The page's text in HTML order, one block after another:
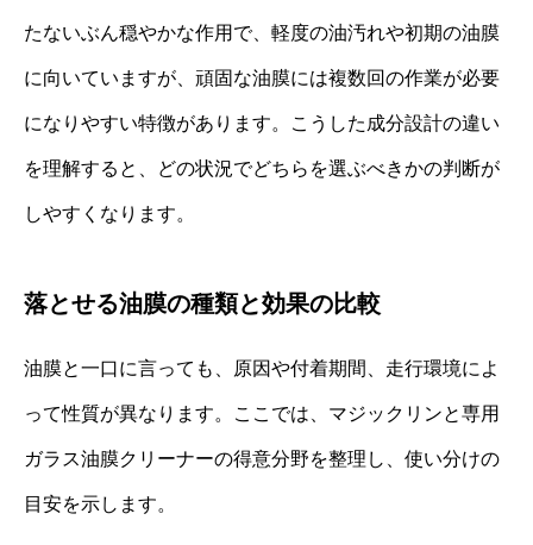
たないぶん穏やかな作用で、軽度の油汚れや初期の油膜
に向いていますが、頑固な油膜には複数回の作業が必要
になりやすい特徴があります。こうした成分設計の違い
を理解すると、どの状況でどちらを選ぶべきかの判断が
しやすくなります。
落とせる油膜の種類と効果の比較
油膜と一口に言っても、原因や付着期間、走行環境によ
って性質が異なります。ここでは、マジックリンと専用
ガラス油膜クリーナーの得意分野を整理し、使い分けの
目安を示します。